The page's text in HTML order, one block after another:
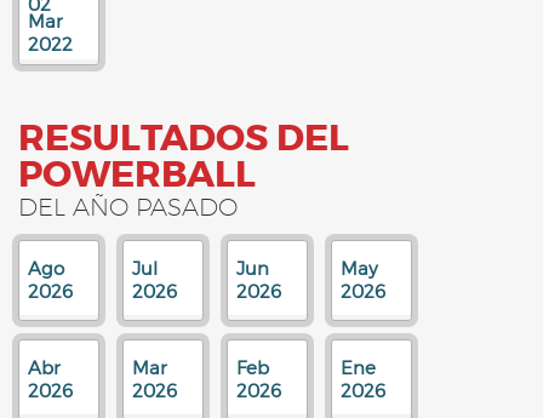
02
Mar
2022
RESULTADOS DEL
POWERBALL
DEL AÑO PASADO
Ago
2026
Jul
2026
Jun
2026
May
2026
Abr
2026
Mar
2026
Feb
2026
Ene
2026